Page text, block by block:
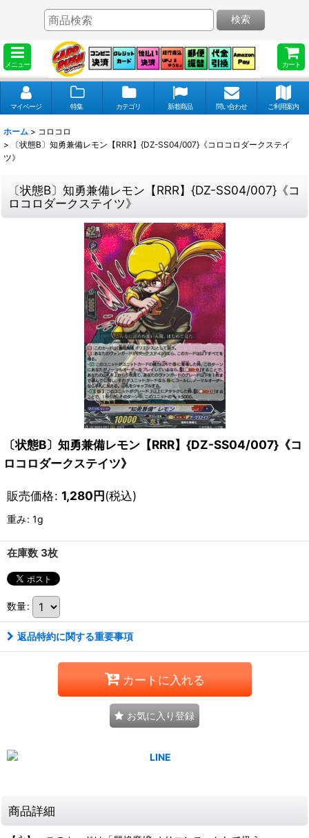
メニュー カート
検索
マイページ 特集 カテゴリ 新着商品 問い合わせ ご利用案内
ホーム > コロコロ
>
〔状態B〕知勇兼備レモン【RRR】{DZ-SS04/007}《コロコロダークステイ
ツ》
〔状態B〕知勇兼備レモン【RRR】{DZ-SS04/007}《コ
ロコロダークステイツ》
〔状態B〕知勇兼備レモン【RRR】{DZ-SS04/007}《コ
ロコロダークステイツ》
販売価格: 1,280円(税込)
重み: 1g
在庫数 3枚
数量:
返品特約に関する重要事項
カートに入れる
お気に入り登録
商品詳細